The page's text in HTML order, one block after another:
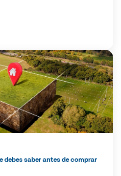
debes saber antes de comprar